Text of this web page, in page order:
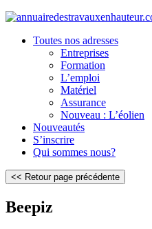
Toutes nos adresses
Entreprises
Formation
L’emploi
Matériel
Assurance
Nouveau : L’éolien
Nouveautés
S’inscrire
Qui sommes nous?
Beepiz